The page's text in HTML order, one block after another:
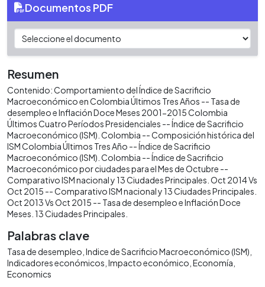
Documentos PDF
Resumen
Contenido: Comportamiento del Índice de Sacrificio
Macroeconómico en Colombia Últimos Tres Años -- Tasa de
desempleo e Inflación Doce Meses 2001−2015 Colombia
Últimos Cuatro Períodos Presidenciales -- Índice de Sacrificio
Macroeconómico (ISM). Colombia -- Composición histórica del
ISM Colombia Últimos Tres Año -- Índice de Sacrificio
Macroeconómico (ISM). Colombia -- Índice de Sacrificio
Macroeconómico por ciudades para el Mes de Octubre --
Comparativo ISM nacional y 13 Ciudades Principales. Oct 2014 Vs
Oct 2015 -- Comparativo ISM nacional y 13 Ciudades Principales.
Oct 2013 Vs Oct 2015 -- Tasa de desempleo e Inflación Doce
Meses. 13 Ciudades Principales.
Palabras clave
Tasa de desempleo Indice de Sacrificio Macroeconómico (ISM)
Indicadores económicos Impacto económico Economía
Economics